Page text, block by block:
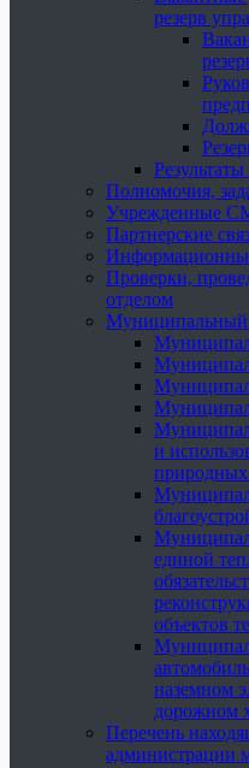
резерв
Полномочия,
Учрежденные
Партнерские
Проверки,
отделом
Муниципальный
и
природных
единой
объектов
наземном
дорожном
Перечень
администрации